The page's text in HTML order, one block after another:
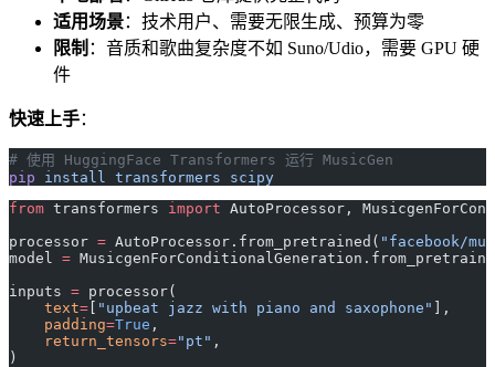
适用场景：技术用户、需要无限生成、预算为零
限制 ：音质和歌曲复杂度不如 Suno/Udio，需要 GPU 硬
件
快速上手：
# 使用 HuggingFace Transformers 运行 MusicGen
pip install transformers scipy
from transformers import AutoProcessor,
processor = AutoProcessor.from_pretrained( "facebook/
model =
inputs = processor(
    text
= "upbeat jazz with piano and saxophone"
],
    padding
=True ,
    return_tensors
="pt" ,
)